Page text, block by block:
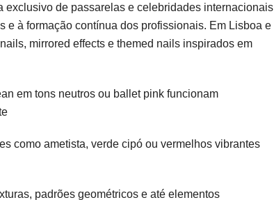
exclusivo de passarelas e celebridades internacionais
e à formação contínua dos profissionais. Em Lisboa e
mirrored effects e themed nails inspirados em
em tons neutros ou ballet pink funcionam
como ametista, verde cipó ou vermelhos vibrantes
padrões geométricos e até elementos